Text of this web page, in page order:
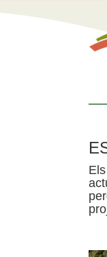
Els